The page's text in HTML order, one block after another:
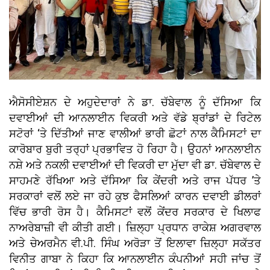
ਐਸੋਸੀਏਸ਼ਨ ਦੇ ਅਹੁਦੇਦਾਰਾਂ ਨੇ ਡਾ. ਚੱਬੇਵਾਲ ਨੂੰ ਦੱਸਿਆ ਕਿ
ਦਵਾਈਆਂ ਦੀ ਆਨਲਾਈਨ ਵਿਕਰੀ ਅਤੇ ਵੱਡੇ ਬ੍ਰਾਂਡਾਂ ਦੇ ਰਿਟੇਲ
ਸਟੋਰਾਂ ‘ਤੇ ਦਿੱਤੀਆਂ ਜਾਣ ਵਾਲੀਆਂ ਭਾਰੀ ਛੋਟਾਂ ਨਾਲ ਕੈਮਿਸਟਾਂ ਦਾ
ਕਾਰੋਬਾਰ ਬੁਰੀ ਤਰ੍ਹਾਂ ਪ੍ਰਭਾਵਿਤ ਹੋ ਰਿਹਾ ਹੈ। ਉਹਨਾਂ ਆਨਲਾਈਨ
ਨਸ਼ੇ ਅਤੇ ਨਕਲੀ ਦਵਾਈਆਂ ਦੀ ਵਿਕਰੀ ਦਾ ਮੁੱਦਾ ਵੀ ਡਾ. ਚੱਬੇਵਾਲ ਦੇ
ਸਾਹਮਣੇ ਰੱਖਿਆ ਅਤੇ ਦੱਸਿਆ ਕਿ ਕੇਂਦਰੀ ਅਤੇ ਰਾਜ ਪੱਧਰ ’ਤੇ
ਸਰਕਾਰਾਂ ਵਲੋਂ ਲਏ ਜਾ ਰਹੇ ਕੁਝ ਫੈਸਲਿਆਂ ਕਾਰਨ ਦਵਾਈ ਡੀਲਰਾਂ
ਵਿੱਚ ਭਾਰੀ ਰੋਸ ਹੈ। ਕੈਮਿਸਟਾਂ ਵਲੋਂ ਕੇਂਦਰ ਸਰਕਾਰ ਦੇ ਖਿਲਾਫ
ਨਾਅਰੇਬਾਜ਼ੀ ਵੀ ਕੀਤੀ ਗਈ। ਜ਼ਿਲ੍ਹਾ ਪ੍ਰਧਾਨ ਰਾਕੇਸ਼ ਅਗਰਵਾਲ
ਅਤੇ ਚੇਅਰਮੈਨ ਵੀ.ਪੀ. ਸਿੰਘ ਅਰੋੜਾ ਤੋਂ ਇਲਾਵਾ ਜ਼ਿਲ੍ਹਾ ਸਕੱਤਰ
ਵਿਨੀਤ ਗਾਬਾ ਨੇ ਕਿਹਾ ਕਿ ਆਨਲਾਈਨ ਕੰਪਨੀਆਂ ਸਹੀ ਜਾਂਚ ਤੋਂ